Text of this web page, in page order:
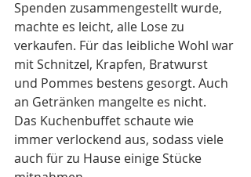
Spenden zusammengestellt wurde,
machte es leicht, alle Lose zu
verkaufen. Für das leibliche Wohl war
mit Schnitzel, Krapfen, Bratwurst
und Pommes bestens gesorgt. Auch
an Getränken mangelte es nicht.
Das Kuchenbuffet schaute wie
immer verlockend aus, sodass viele
auch für zu Hause einige Stücke